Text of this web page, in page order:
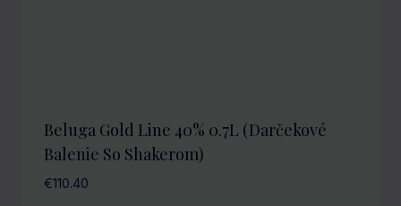
Beluga Gold Line 40% 0.7L (darčekové
Balenie So Shakerom)
€110.40